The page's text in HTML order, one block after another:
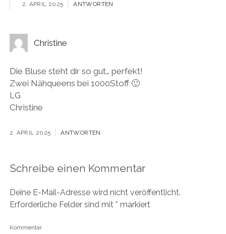
2. APRIL 2025 ANTWORTEN
Christine
Die Bluse steht dir so gut… perfekt!
Zwei Nähqueens bei 1000Stoff 🙂
LG
Christine
2. APRIL 2025 ANTWORTEN
Schreibe einen Kommentar
Deine E-Mail-Adresse wird nicht veröffentlicht.
Erforderliche Felder sind mit * markiert
Kommentar